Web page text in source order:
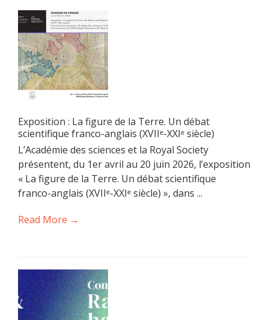
Exposition : La figure de la Terre. Un débat
scientifique franco-anglais (XVIIᵉ-XXIᵉ siècle)
L’Académie des sciences et la Royal Society
présentent, du 1er avril au 20 juin 2026, l’exposition
« La figure de la Terre. Un débat scientifique
franco-anglais (XVIIᵉ-XXIᵉ siècle) », dans ...
Read More →